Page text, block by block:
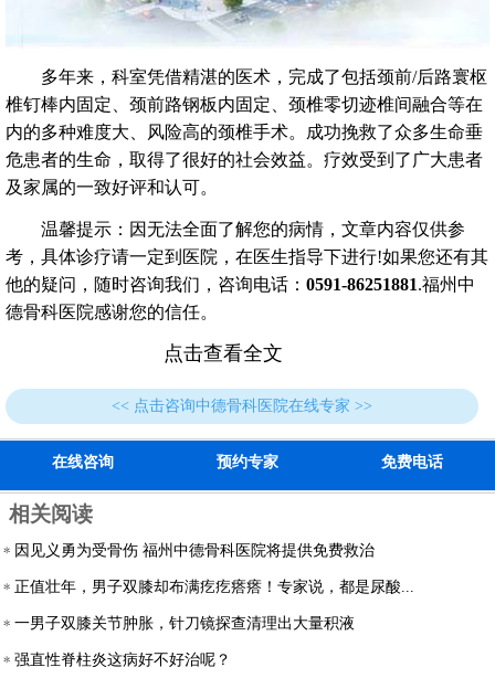
多年来，科室凭借精湛的医术，完成了包括颈前/后路寰枢
椎钉棒内固定、颈前路钢板内固定、颈椎零切迹椎间融合等在
内的多种难度大、风险高的颈椎手术。成功挽救了众多生命垂
危患者的生命，取得了很好的社会效益。疗效受到了广大患者
及家属的一致好评和认可。
温馨提示：因无法全面了解您的病情，文章内容仅供参
考，具体诊疗请一定到医院，在医生指导下进行!如果您还有其
他的疑问，随时咨询我们，咨询电话： 0591-86251881.福州中
德骨科医院感谢您的信任。
点击查看全文
<< 点击咨询中德骨科医院在线专家 >>
在线咨询 预约专家 免费电话
相关阅读
因见义勇为受骨伤 福州中德骨科医院将提供免费救治
正值壮年，男子双膝却布满疙疙瘩瘩！专家说，都是尿酸...
一男子双膝关节肿胀，针刀镜探查清理出大量积液
强直性脊柱炎这病好不好治呢？